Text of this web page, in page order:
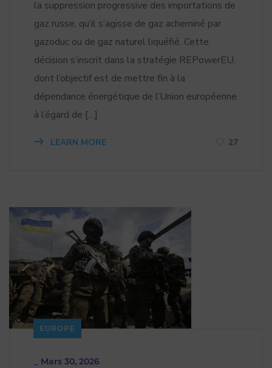
la suppression progressive des importations de
gaz russe, qu’il s’agisse de gaz acheminé par
gazoduc ou de gaz naturel liquéfié. Cette
décision s’inscrit dans la stratégie REPowerEU,
dont l’objectif est de mettre fin à la
dépendance énergétique de l’Union européenne
à l’égard de […]
LEARN MORE 27
EUROPE
Mars 30, 2026